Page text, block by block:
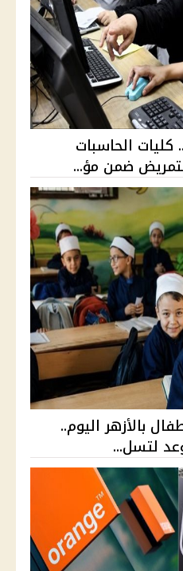
تنسيق الجامعات 2026.. كليات الحاسبات
ضمن مؤ...
بالأزهر اليوم..
لتسل...